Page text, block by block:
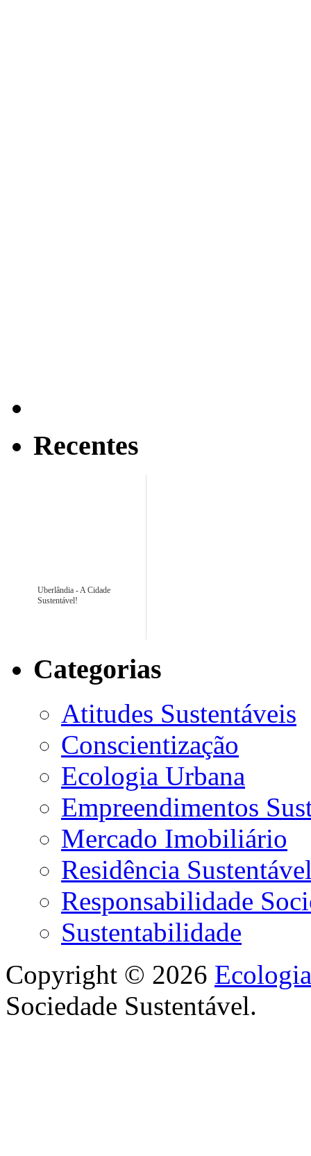
Recentes
Uberlândia - A Cidade
Sustentável!
Categorias
Atitudes Sustentáveis
Conscientização
Ecologia Urbana
Empreendimentos
Mercado Imobiliário
Residência
Responsabilidade
Sustentabilidade
Copyright © 2026
Sociedade Sustentável.